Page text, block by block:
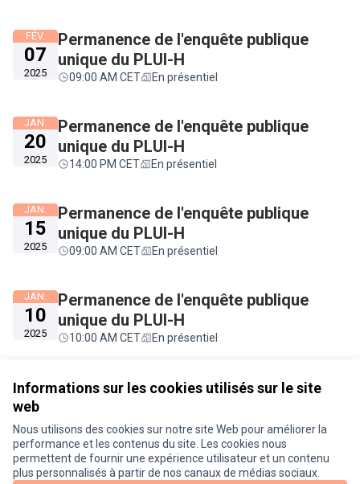
Informations sur les cookies utilisés sur le site
web
Nous utilisons des cookies sur notre site Web pour améliorer la
performance et les contenus du site. Les cookies nous
permettent de fournir une expérience utilisateur et un contenu
plus personnalisés à partir de nos canaux de médias sociaux.
FÉV.
07
2025
Permanence de l'enquête publique
unique du PLUI-H
09:00 AM CET En présentiel
JAN.
20
2025
Permanence de l'enquête publique
unique du PLUI-H
14:00 PM CET En présentiel
JAN.
15
2025
Permanence de l'enquête publique
unique du PLUI-H
09:00 AM CET En présentiel
JAN.
10
2025
Permanence de l'enquête publique
unique du PLUI-H
10:00 AM CET En présentiel
Conditions d'utilisation
Paramètres des cookies
Je participe ! sur X
Je participe ! sur Facebook
Je participe ! sur Instagram